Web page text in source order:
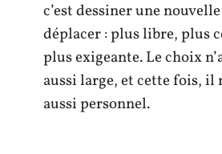
c’est dessiner une
déplacer : plus libre, plus
plus exigeante. Le choix
aussi large, et cette fois, il
aussi personnel.